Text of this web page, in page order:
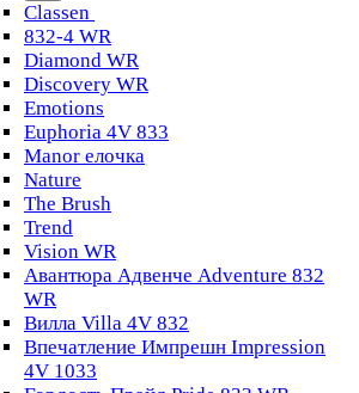
Classen
832-4 WR
Diamond WR
Discovery WR
Emotions
Euphoria 4V 833
Manor елочка
Nature
The Brush
Trend
Vision WR
Авантюра Адвенче Adventure 832
WR
Вилла Villa 4V 832
Впечатление Импрешн Impression
4V 1033